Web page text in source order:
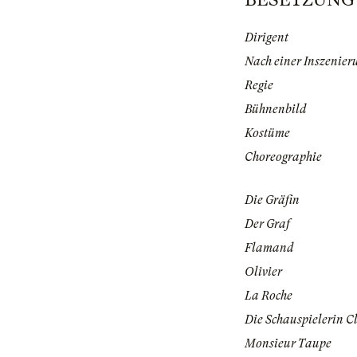
Dirigent
Nach einer
Regie
Bühnenbild
Kostüme
Choreographie
Die Gräfin
Der Graf
Flamand
Olivier
La Roche
Die Schauspielerin
Monsieur Taupe